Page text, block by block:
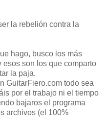
la rebelión contra la
hago, busco los más
son los que comparto
la paja.
GuitarFiero.com todo sea
por el trabajo ni el tiempo
bajaros el programa
archivos (el 100%